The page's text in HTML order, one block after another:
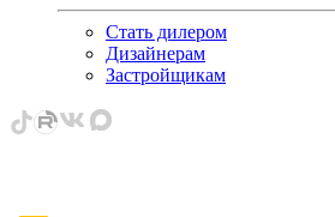
Стать дилером
Дизайнерам
Застройщикам